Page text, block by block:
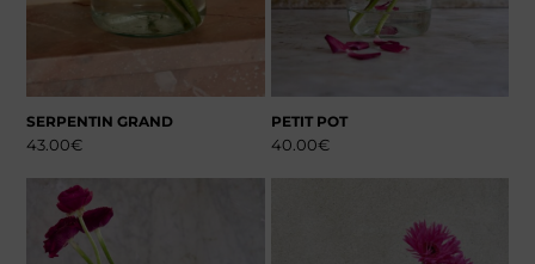
SERPENTIN GRAND
43.00€
PETIT POT
40.00€